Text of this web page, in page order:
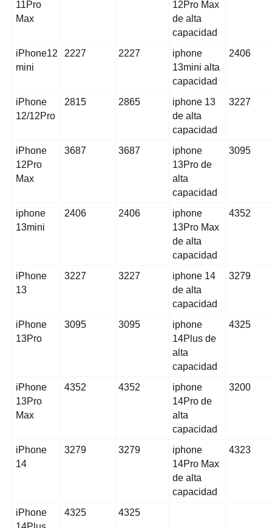
11Pro
Max
12Pro Max
de alta
capacidad
iPhone12
mini
2227 2227
iphone
13mini alta
capacidad
2406
iPhone
12/12Pro
2815 2865
iphone 13
de alta
capacidad
3227
iPhone
12Pro
Max
3687 3687
iphone
13Pro de
alta
capacidad
3095
iphone
13mini
2406 2406
iphone
13Pro Max
de alta
capacidad
4352
iPhone
13
3227 3227
iphone 14
de alta
capacidad
3279
iPhone
13Pro
3095 3095
iphone
14Plus de
alta
capacidad
4325
iPhone
13Pro
Max
4352 4352
iphone
14Pro de
alta
capacidad
3200
iPhone
14
3279 3279
iphone
14Pro Max
de alta
capacidad
4323
iPhone
4325 4325